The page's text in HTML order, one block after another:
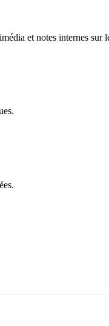
et notes internes sur